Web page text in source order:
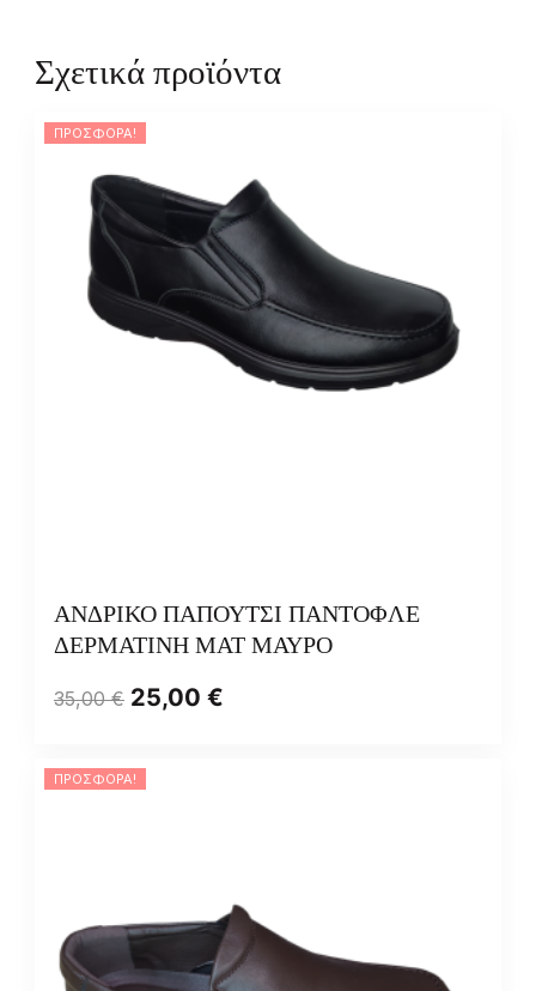
Σχετικά προϊόντα
ΠΡΟΣΦΟΡΆ!
ΑΝΔΡΙΚΟ ΠΑΠΟΥΤΣΙ ΠΑΝΤΟΦΛΕ
ΔΕΡΜΑΤΙΝΗ ΜΑΤ ΜΑΥΡΟ
35,00€ 25,00 €
ΠΡΟΣΦΟΡΆ!